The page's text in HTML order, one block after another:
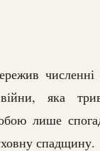
численні
яка
лише
спадщину.